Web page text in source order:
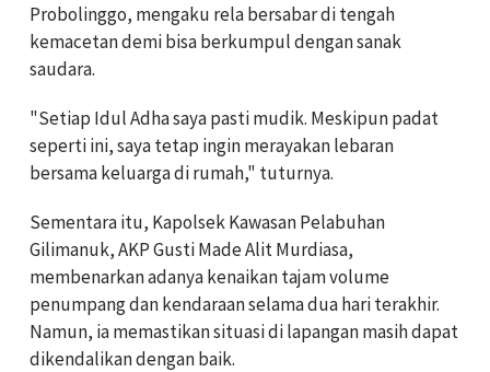
Probolinggo, mengaku rela bersabar di tengah
kemacetan demi bisa berkumpul dengan sanak
saudara.
"Setiap Idul Adha saya pasti mudik. Meskipun padat
seperti ini, saya tetap ingin merayakan lebaran
bersama keluarga di rumah," tuturnya.
Sementara itu, Kapolsek Kawasan Pelabuhan
Gilimanuk, AKP Gusti Made Alit Murdiasa,
membenarkan adanya kenaikan tajam volume
penumpang dan kendaraan selama dua hari terakhir.
Namun, ia memastikan situasi di lapangan masih dapat
dikendalikan dengan baik.